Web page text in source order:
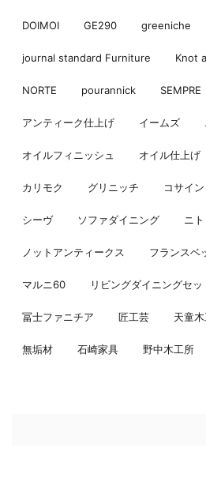
DOIMOI GE290 greeniche
journal standard Furniture Knot
NORTE pourannick SEMPRE
アンティーク仕上げ イームズ
オイルフィニッシュ オイル仕上げ
カリモク グリニッチ コサイン
シーヴ ソファダイニング ニト
ノットアンティークス フランスベ
マルニ60 リビングダイニングセッ
冨士ファニチア 匠工芸 天童
無垢材 石崎家具 野中木工所